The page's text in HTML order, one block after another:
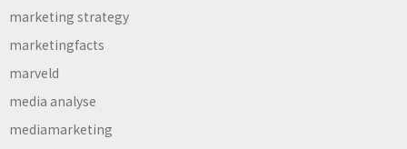
marketing strategy
marketingfacts
marveld
media analyse
mediamarketing